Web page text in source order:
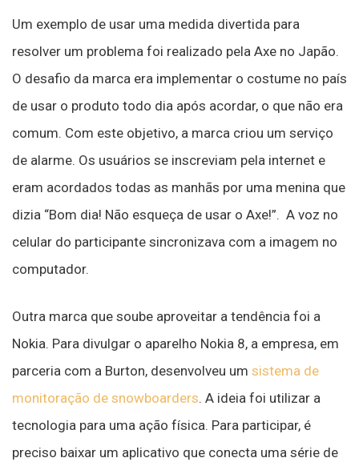
Um exemplo de usar uma medida divertida para
resolver um problema foi realizado pela Axe no Japão.
O desafio da marca era implementar o costume no país
de usar o produto todo dia após acordar, o que não era
comum. Com este objetivo, a marca criou um serviço
de alarme. Os usuários se inscreviam pela internet e
eram acordados todas as manhãs por uma menina que
dizia “Bom dia! Não esqueça de usar o Axe!”. A voz no
celular do participante sincronizava com a imagem no
computador.
Outra marca que soube aproveitar a tendência foi a
Nokia. Para divulgar o aparelho Nokia 8, a empresa, em
parceria com a Burton, desenvolveu um sistema de
monitoração de snowboarders. A ideia foi utilizar a
tecnologia para uma ação física. Para participar, é
preciso baixar um aplicativo que conecta uma série de